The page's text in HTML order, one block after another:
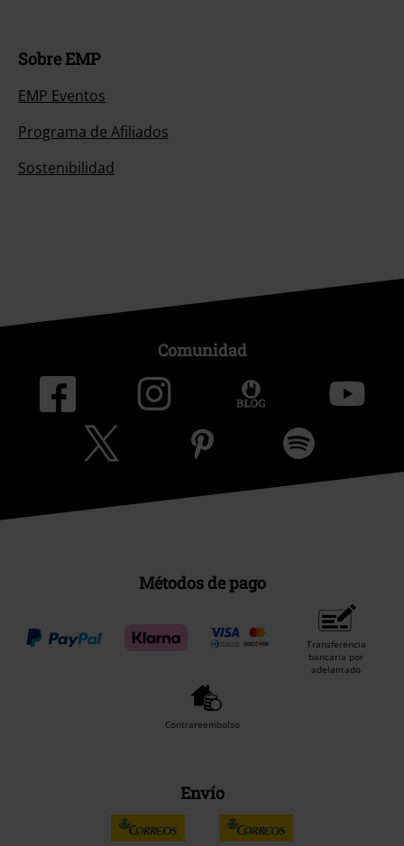
Sobre EMP
EMP Eventos
Programa de Afiliados
Sostenibilidad
Comunidad
Métodos de pago
Transferencia
bancaria por
adelantado
Contrareembolso
Envío